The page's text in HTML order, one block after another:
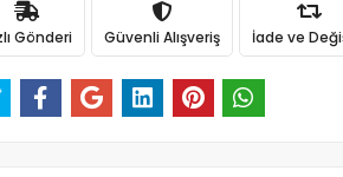
Gönderi Güvenli Alışveriş İade ve